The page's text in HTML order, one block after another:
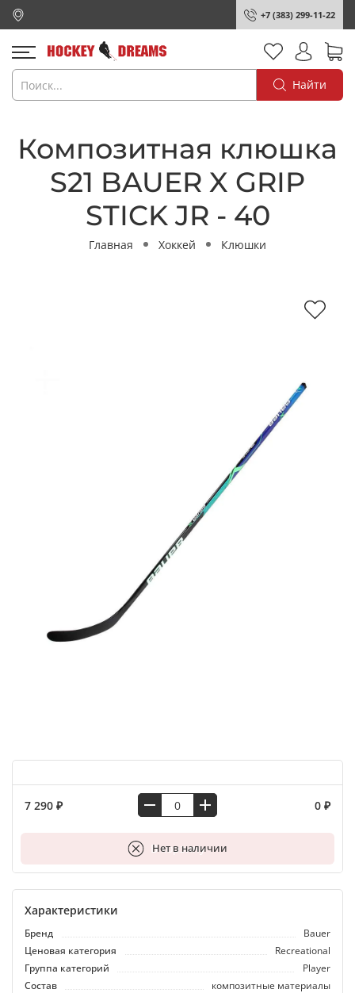
+7 (383) 299-11-22
Найти
Композитная клюшка
S21 BAUER X GRIP
STICK JR - 40
Главная Хоккей Клюшки
7 290 ₽ 0 ₽
Нет в наличии
В корзину
Характеристики
Бренд
Bauer
Ценовая категория
Recreational
Группа категорий
Player
Состав
композитные материалы